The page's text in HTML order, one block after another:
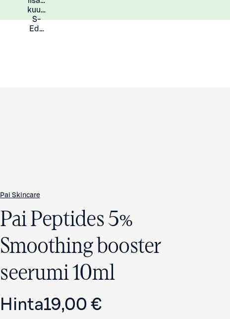
kuukauden
S-
Eduista
Pai Skincare
Pai Peptides 5%
Smoothing booster
seerumi 10ml
Hinta19,00 €